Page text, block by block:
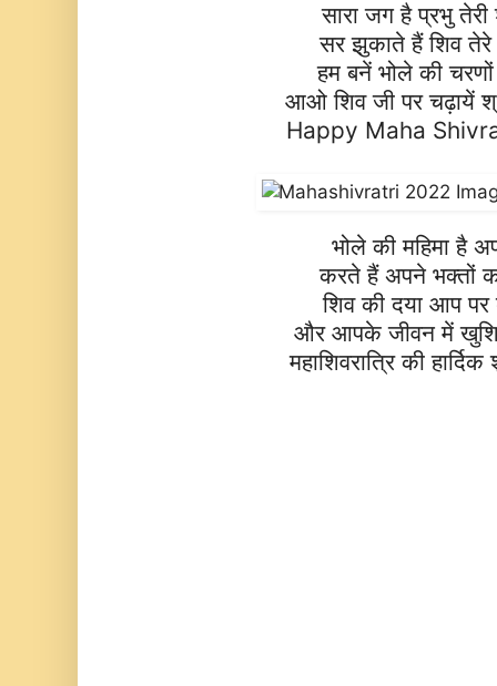
सारा जग है प्रभु
सर झुकाते हैं शिव
हम बनें भोले की
आओ शिव जी पर चढ़ायें
Happy Maha
भोले की महिमा है
करते हैं अपने भक्तों
शिव की दया आप पर
और आपके जीवन में
महाशिवरात्रि की